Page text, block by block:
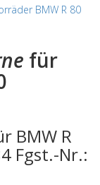
BMW R 80
für
BMW R
Fgst.-Nr.: